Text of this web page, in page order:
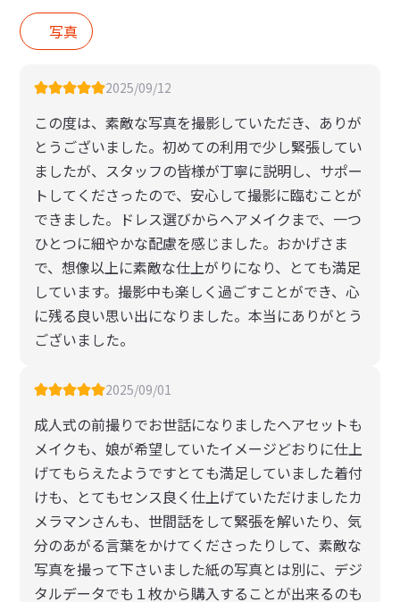
写真
2025/09/12
この度は、素敵な写真を撮影していただき、ありが
とうございました。​初めての利用で少し緊張してい
ましたが、スタッフの皆様が丁寧に説明し、サポー
トしてくださったので、安心して撮影に臨むことが
できました。​ドレス選びからヘアメイクまで、一つ
ひとつに細やかな配慮を感じました。おかげさま
で、想像以上に素敵な仕上がりになり、とても満足
しています。​撮影中も楽しく過ごすことができ、心
に残る良い思い出になりました。本当にありがとう
ございました。
2025/09/01
成人式の前撮りでお世話になりましたヘアセットも
メイクも、娘が希望していたイメージどおりに仕上
げてもらえたようですとても満足していました着付
けも、とてもセンス良く仕上げていただけましたカ
メラマンさんも、世間話をして緊張を解いたり、気
分のあがる言葉をかけてくださったりして、素敵な
写真を撮って下さいました紙の写真とは別に、デジ
タルデータでも１枚から購入することが出来るのも